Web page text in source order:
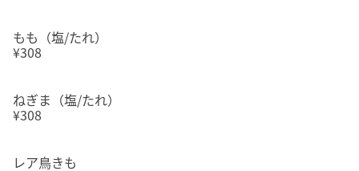
もも（塩/たれ）
¥308
ねぎま（塩/たれ）
¥308
レア鳥きも